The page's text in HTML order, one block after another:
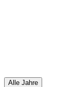
Alle Jahre